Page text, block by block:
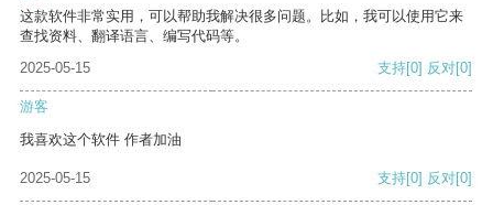
这款软件非常实用，可以帮助我解决很多问题。比如，我可以使用它来
查找资料、翻译语言、编写代码等。
2025-05-15
支持[0] 反对[0]
游客
我喜欢这个软件 作者加油
2025-05-15 支持[0] 反对[0]